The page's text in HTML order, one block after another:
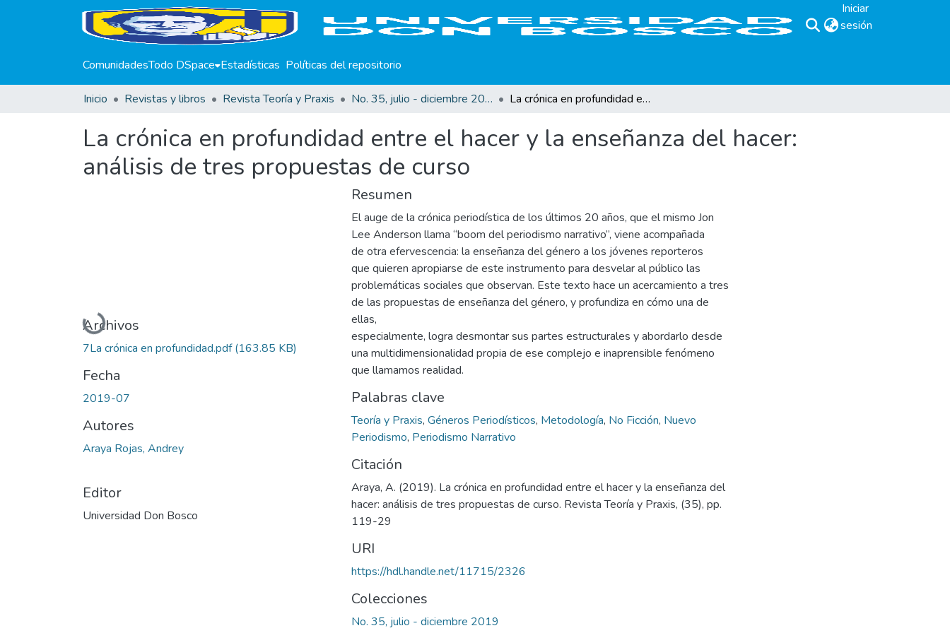
Iniciar
sesión
ComunidadesTodo DSpace Estadísticas Políticas del repositorio
Inicio Revistas y libros Revista Teoría y Praxis No. 35, julio - diciembre 2019 La crónica en profundidad entre el hacer y la enseñanza del hacer: análisis de tres propuestas de curso
La crónica en profundidad entre el hacer y la enseñanza del hacer:
análisis de tres propuestas de curso
Cargando...
Archivos
7La crónica en profundidad.pdf(163.85 KB)
Fecha
2019-07
Autores
Araya Rojas, Andrey
Editor
Universidad Don Bosco
Resumen
El auge de la crónica periodística de los últimos 20 años, que el mismo Jon
Lee Anderson llama “boom del periodismo narrativo”, viene acompañada
de otra efervescencia: la enseñanza del género a los jóvenes reporteros
que quieren apropiarse de este instrumento para desvelar al público las
problemáticas sociales que observan. Este texto hace un acercamiento a tres
de las propuestas de enseñanza del género, y profundiza en cómo una de
ellas,
especialmente, logra desmontar sus partes estructurales y abordarlo desde
una multidimensionalidad propia de ese complejo e inaprensible fenómeno
que llamamos realidad.
Palabras clave
Teoría y Praxis, Géneros Periodísticos, Metodología, No Ficción, Nuevo
Periodismo, Periodismo Narrativo
Citación
Araya, A. (2019). La crónica en profundidad entre el hacer y la enseñanza del
hacer: análisis de tres propuestas de curso. Revista Teoría y Praxis, (35), pp.
119-29
URI
https://hdl.handle.net/11715/2326
Colecciones
No. 35, julio - diciembre 2019